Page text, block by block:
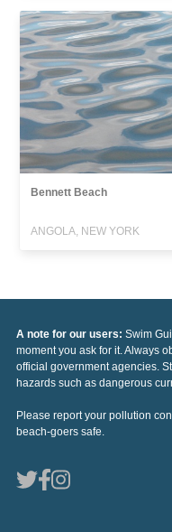
Bennett Beach
ANGOLA, NEW YORK
A note for our users: Swim
moment you ask for it. Always
official government agencies.
hazards such as dangerous
Please report your pollution
beach-goers safe.